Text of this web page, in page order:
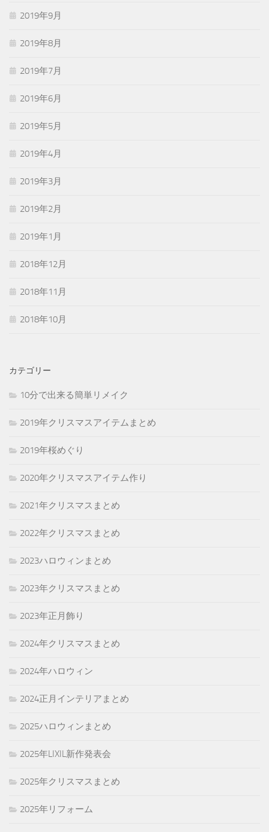
2019年9月
2019年8月
2019年7月
2019年6月
2019年5月
2019年4月
2019年3月
2019年2月
2019年1月
2018年12月
2018年11月
2018年10月
カテゴリー
10分で出来る簡単リメイク
2019年クリスマスアイテムまとめ
2019年桜めぐり
2020年クリスマスアイテム作り
2021年クリスマスまとめ
2022年クリスマスまとめ
2023ハロウィンまとめ
2023年クリスマスまとめ
2023年正月飾り
2024年クリスマスまとめ
2024年ハロウィン
2024正月インテリアまとめ
2025ハロウィンまとめ
2025年LIXIL新作発表会
2025年クリスマスまとめ
2025年リフォーム